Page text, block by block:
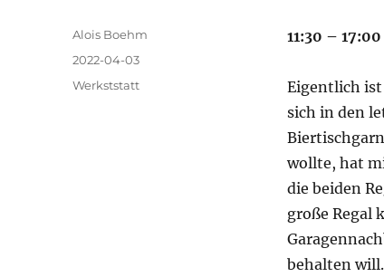
11:30 –
Eigentlich
sich in den
wollte, hat
die beiden
große Regal
behalten
Autor
Alois Boehm
Veröffentlicht
2022-04-03
Kategorien
Werkststatt